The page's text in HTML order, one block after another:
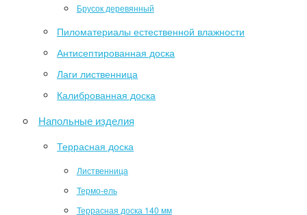
Брусок деревянный
Пиломатериалы естественной влажности
Антисептированная доска
Лаги лиственница
Калиброванная доска
Напольные изделия
Террасная доска
Лиственница
Термо-ель
Террасная доска 140 мм